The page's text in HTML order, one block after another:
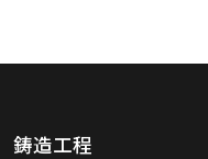
鋳造工程